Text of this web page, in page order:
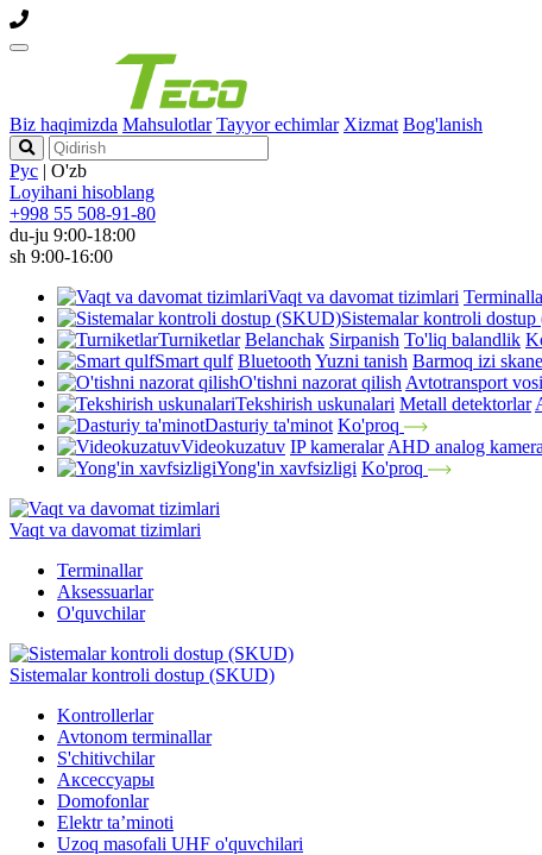
Biz haqimizda Mahsulotlar Tayyor echimlar Xizmat Bog'lanish
Рус | O'zb
Loyihani hisoblang
+998 55 508-91-80
du-ju 9:00-18:00
sh 9:00-16:00
Vaqt va davomat tizimlari
Sistemalar kontroli
Turniketlar Belanchak Sirpanish To'liq balandlik
Smart qulf Bluetooth Yuzni tanish Barmoq izi
O'tishni nazorat qilish Avtotransport
Tekshirish uskunalari Metall detektorlar
Dasturiy ta'minot Ko'proq
Videokuzatuv IP kameralar AHD analog
Yong'in xavfsizligi Ko'proq
Vaqt va davomat tizimlari
Terminallar
Aksessuarlar
O'quvchilar
Sistemalar kontroli dostup (SKUD)
Kontrollerlar
Avtonom terminallar
S'chitivchilar
Аксессуары
Domofonlar
Elektr ta’minoti
Uzoq masofali UHF o'quvchilari